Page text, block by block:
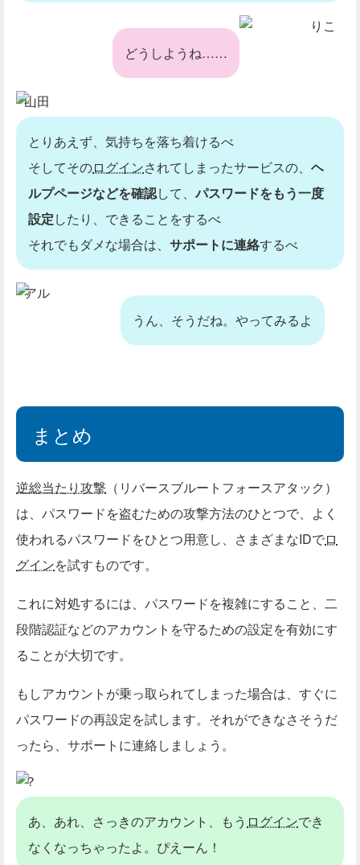
りこ
どうしようね……
山田
とりあえず、気持ちを落ち着けるべ
そしてそのログインされてしまったサービスの、 ヘ
ルプページなどを確認して、パスワードをもう一度
設定したり、できることをするべ
それでもダメな場合は、 サポートに連絡するべ
アル
うん、そうだね。やってみるよ
まとめ
逆総当たり攻撃 （リバースブルートフォースアタック）
は、パスワードを盗むための攻撃方法のひとつで、よく
使われるパスワードをひとつ用意し、さまざまなIDでロ
グインを試すものです。
これに対処するには、パスワードを複雑にすること、二
段階認証などのアカウントを守るための設定を有効にす
ることが大切です。
もしアカウントが乗っ取られてしまった場合は、すぐに
パスワードの再設定を試します。それができなさそうだ
ったら、サポートに連絡しましょう。
？
あ、あれ、さっきのアカウント、もう ログインでき
なくなっちゃったよ。ぴえーん！